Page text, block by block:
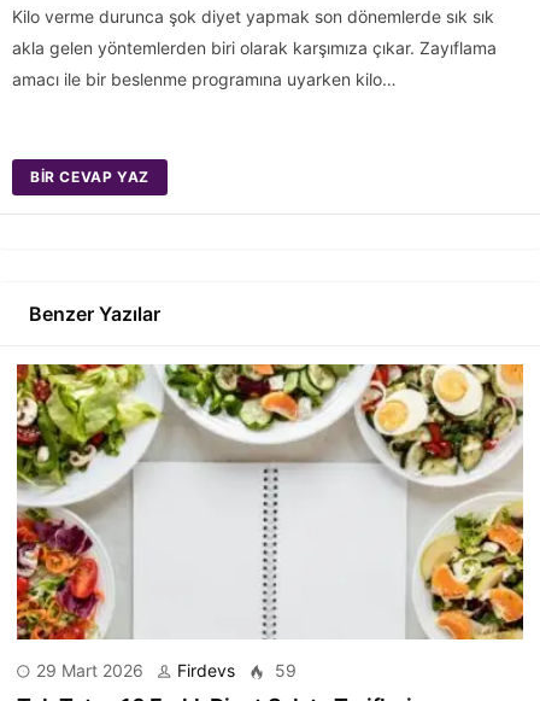
Kilo verme durunca şok diyet yapmak son dönemlerde sık sık
akla gelen yöntemlerden biri olarak karşımıza çıkar. Zayıflama
amacı ile bir beslenme programına uyarken kilo…
BIR CEVAP YAZ
Benzer Yazılar
29 Mart 2026 Firdevs 59